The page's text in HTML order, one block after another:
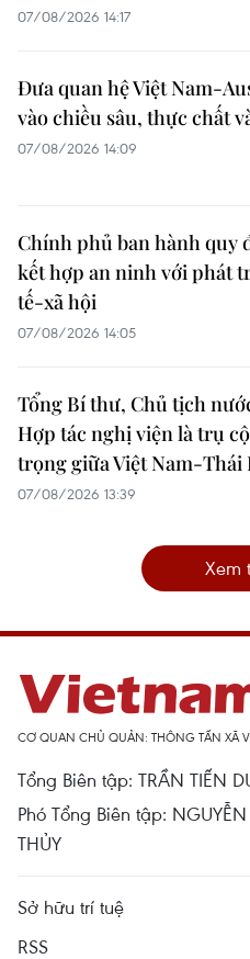
07/08/2026 14:17
Đưa quan hệ Việt Nam-
vào chiều sâu, thực chất
07/08/2026 14:09
Chính phủ ban hành quy
kết hợp an ninh với phát
tế-xã hội
07/08/2026 14:05
Tổng Bí thư, Chủ tịch
Hợp tác nghị viện là trụ
trọng giữa Việt Nam-Thái
07/08/2026 13:39
Xem
CƠ QUAN CHỦ QUẢN: THÔNG TẤN XÃ
Tổng Biên tập: TRẦN TIẾN
Phó Tổng Biên tập:
THỦY
Sở hữu trí tuệ
RSS